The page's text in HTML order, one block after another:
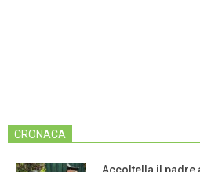
CRONACA
Accoltella il padre